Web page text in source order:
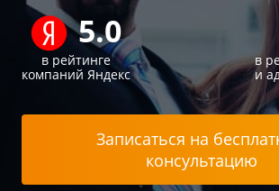
5.0
в рейтинге
компаний Яндекс
в
и
Записаться на
консультацию